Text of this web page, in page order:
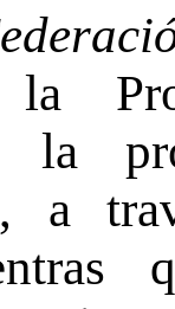
la
a